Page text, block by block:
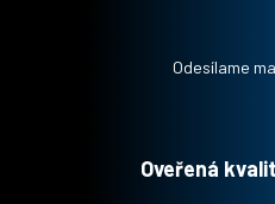
Odesílame
Oveřená